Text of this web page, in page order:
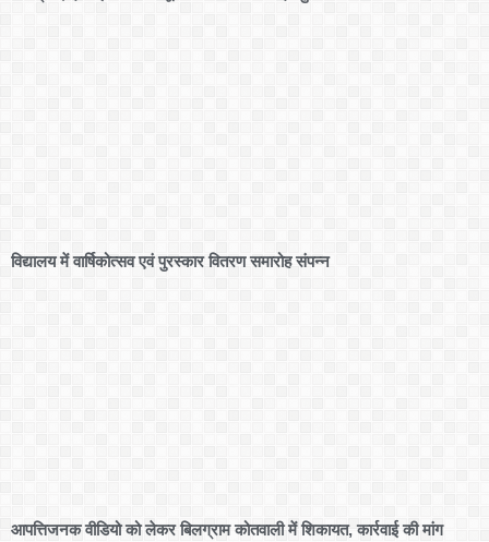
विद्यालय में वार्षिकोत्सव एवं पुरस्कार वितरण समारोह संपन्न
आपत्तिजनक वीडियो को लेकर बिलग्राम कोतवाली में शिकायत, कार्रवाई की मांग